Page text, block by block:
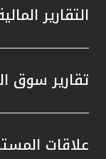
التقارير
تقارير سوق
علاقات